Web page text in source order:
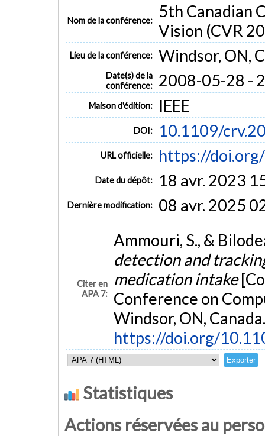
Nom de la conférence:
5th Canadian
Vision (CVR
Lieu de la conférence: Windsor, ON,
Date(s) de la
conférence:
2008-05-28 -
Maison d'édition: IEEE
DOI: 10.1109/
URL officielle: https://
Date du dépôt: 18 avr. 2023
Dernière modification: 08 avr. 2025
Citer en
APA 7:
Ammouri, S., &
detection and
medication intake
Conference on
Windsor, ON, Canada.
https://doi.org/
Statistiques
Actions réservées au